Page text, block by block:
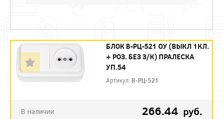
БЛОК В-РЦ-521 ОУ (ВЫКЛ 1КЛ.
+ РОЗ. БЕЗ З/К) ПРАЛЕСКА
УП.54
Артикул: В-РЦ-521
В наличии 266.44 руб.